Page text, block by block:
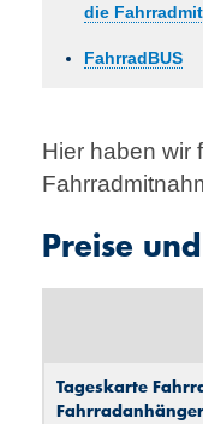
die
FahrradBUS
Hier haben wir
Preise
Tageskarte